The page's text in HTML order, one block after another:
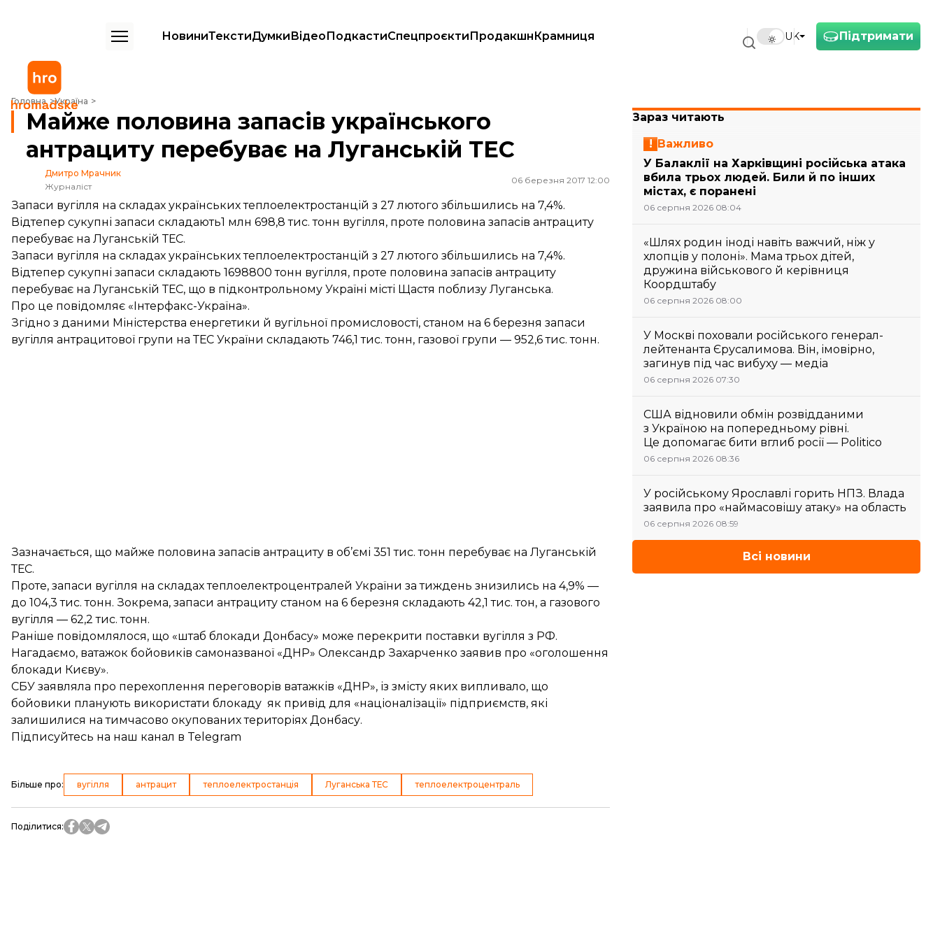
Підтримати
UK
НовиниТекстиДумкиВідеоПодкастиСпецпроєктиПродакшнКрамниця
Головна Україна
Майже половина запасів українського антрациту перебуває на Луганській ТЕС
Майже половина запасів українського
антрациту перебуває на Луганській ТЕС
Дмитро Мрачник
Журналіст
06 березня 2017 12:00
Запаси вугілля на складах українських теплоелектростанцій з 27 лютого збільшились на 7,4%.
Відтепер сукупні запаси складають1 млн 698,8 тис. тонн вугілля, проте половина запасів антрациту
перебуває на Луганській ТЕС.
Запаси вугілля на складах українських теплоелектростанцій з 27 лютого збільшились на 7,4%.
Відтепер сукупні запаси складають 1698800 тонн вугілля, проте половина запасів антрациту
перебуває на Луганській ТЕС, що в підконтрольному Україні місті Щастя поблизу Луганська.
Про це повідомляє «Інтерфакс-Україна».
Згідно з даними Міністерства енергетики й вугільної промисловості, станом на 6 березня запаси
вугілля антрацитової групи на ТЕС України складають 746,1 тис. тонн, газової групи — 952,6 тис. тонн.
Зазначається, що майже половина запасів антрациту в об’ємі 351 тис. тонн перебуває на Луганській
ТЕС.
Проте, запаси вугілля на складах теплоелектроцентралей України за тиждень знизились на 4,9% —
до 104,3 тис. тонн. Зокрема, запаси антрациту станом на 6 березня складають 42,1 тис. тон, а газового
вугілля — 62,2 тис. тонн.
Раніше повідомлялося, що «штаб блокади Донбасу» може перекрити поставки вугілля з РФ.
Нагадаємо, ватажок бойовиків самоназваної «ДНР» Олександр Захарченко заявив про «оголошення
блокади Києву».
СБУ заявляла про перехоплення переговорів ватажків «ДНР», із змісту яких випливало, що
бойовики планують використати блокаду як привід для «націоналізації» підприємств, які
залишилися на тимчасово окупованих територіях Донбасу.
Підписуйтесь на наш канал в Telegram
Більше про: вугілля антрацит теплоелектростанція Луганська ТЕС теплоелектроцентраль
Поділитися:
Зараз читають
Важливо
У Балаклії на Харківщині російська атака
вбила трьох людей. Били й по інших
містах, є поранені
06 серпня 2026 08:04
«Шлях родин іноді навіть важчий, ніж у
хлопців у полоні». Мама трьох дітей,
дружина військового й керівниця
Коордштабу
06 серпня 2026 08:00
У Москві поховали російського генерал-
лейтенанта Єрусалимова. Він, імовірно,
загинув під час вибуху — медіа
06 серпня 2026 07:30
США відновили обмін розвідданими
з Україною на попередньому рівні.
Це допомагає бити вглиб росії — Politico
06 серпня 2026 08:36
У російському Ярославлі горить НПЗ. Влада
заявила про «наймасовішу атаку» на область
06 серпня 2026 08:59
Всі новини